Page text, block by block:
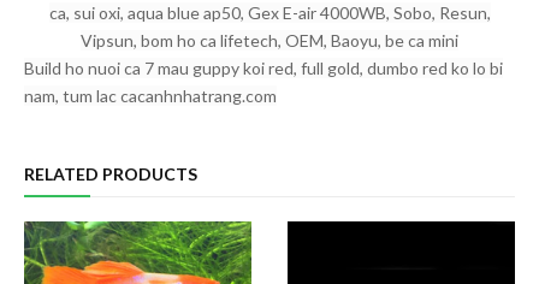
ca, sui oxi, aqua blue ap50, Gex E-air 4000WB, Sobo, Resun,
Vipsun, bom ho ca lifetech, OEM, Baoyu, be ca mini
Build ho nuoi ca 7 mau guppy koi red, full gold, dumbo red ko lo bi
nam, tum lac cacanhnhatrang.com
RELATED PRODUCTS